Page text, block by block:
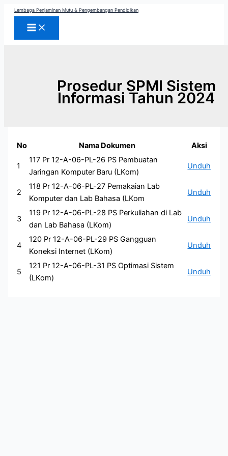
Skip
content
Lembaga Penjaminan Mutu & Pengembangan Pendidikan
Prosedur SPMI Sistem
Informasi Tahun 2024
No Nama Dokumen Aksi
1
117 Pr 12-A-06-PL-26 PS Pembuatan
Jaringan Komputer Baru (LKom)
Unduh
2
118 Pr 12-A-06-PL-27 Pemakaian Lab
Komputer dan Lab Bahasa (LKom
Unduh
3
119 Pr 12-A-06-PL-28 PS Perkuliahan di Lab
dan Lab Bahasa (LKom)
Unduh
4
120 Pr 12-A-06-PL-29 PS Gangguan
Koneksi Internet (LKom)
Unduh
5
121 Pr 12-A-06-PL-31 PS Optimasi Sistem
(LKom)
Unduh